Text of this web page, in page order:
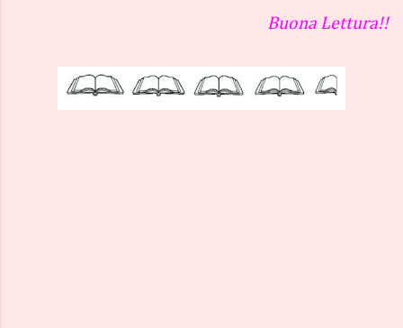
Buona Lettura!!